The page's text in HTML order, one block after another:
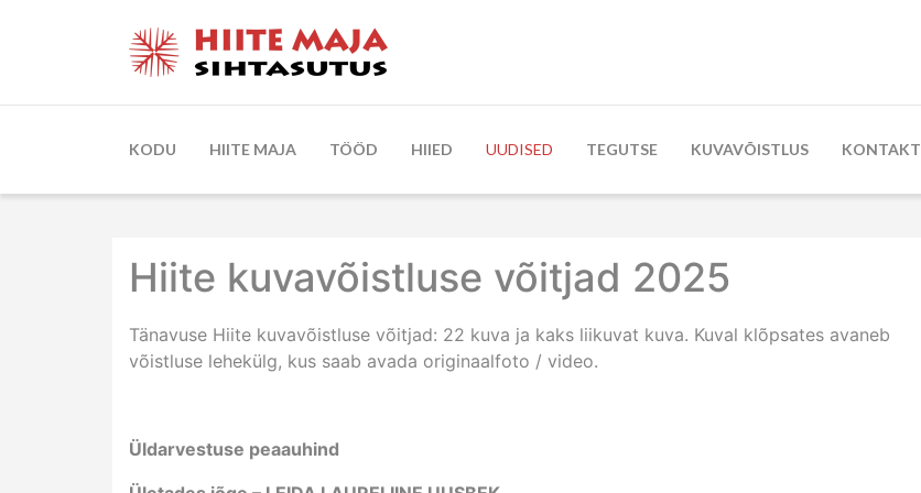
KODU HIITE MAJA TÖÖD HIIED UUDISED TEGUTSE KUVAVÕISTLUS KONTAKT
Hiite kuvavõistluse võitjad 2025
Tänavuse Hiite kuvavõistluse võitjad: 22 kuva ja kaks liikuvat kuva. Kuval klõpsates avaneb
võistluse lehekülg, kus saab avada originaalfoto / video.
Üldarvestuse peaauhind